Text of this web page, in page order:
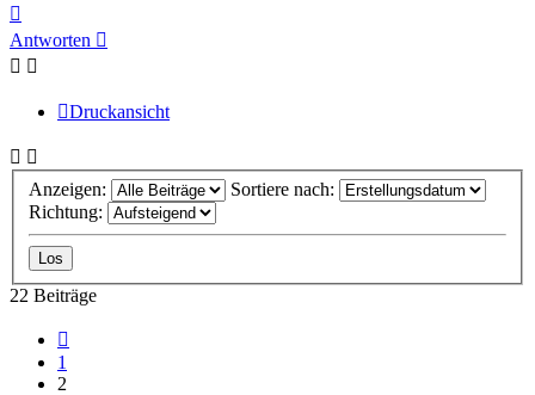
oben
Antworten
Druckansicht
Anzeigen:
Sortiere nach:
Richtung:
22 Beiträge
1
2